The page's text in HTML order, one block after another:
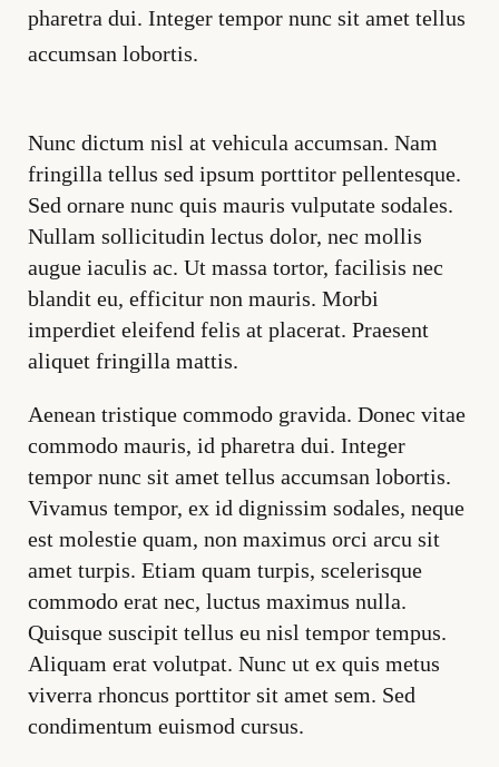
pharetra dui. Integer tempor nunc sit amet tellus
accumsan lobortis.
Nunc dictum nisl at vehicula accumsan. Nam
fringilla tellus sed ipsum porttitor pellentesque.
Sed ornare nunc quis mauris vulputate sodales.
Nullam sollicitudin lectus dolor, nec mollis
augue iaculis ac. Ut massa tortor, facilisis nec
blandit eu, efficitur non mauris. Morbi
imperdiet eleifend felis at placerat. Praesent
aliquet fringilla mattis.
Aenean tristique commodo gravida. Donec vitae
commodo mauris, id pharetra dui. Integer
tempor nunc sit amet tellus accumsan lobortis.
Vivamus tempor, ex id dignissim sodales, neque
est molestie quam, non maximus orci arcu sit
amet turpis. Etiam quam turpis, scelerisque
commodo erat nec, luctus maximus nulla.
Quisque suscipit tellus eu nisl tempor tempus.
Aliquam erat volutpat. Nunc ut ex quis metus
viverra rhoncus porttitor sit amet sem. Sed
condimentum euismod cursus.